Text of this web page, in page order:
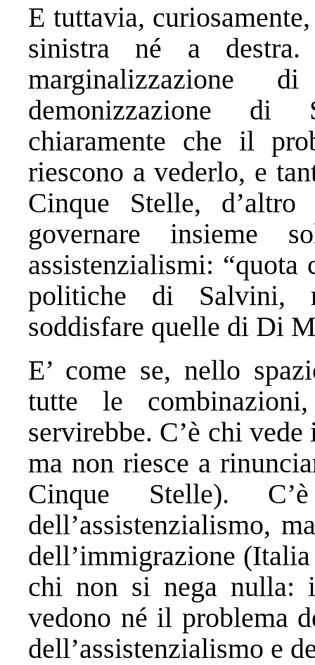
E tuttavia,
sinistra né a
demonizzazione di
chiaramente che il
riescono a vederlo, e
Cinque Stelle,
governare insieme
assistenzialismi: “quota
politiche di Salvini,
soddisfare quelle di Di
E’ come se, nello
tutte le
servirebbe. C’è chi
ma non riesce a
Cinque Stelle).
dell’assistenzialismo,
dell’immigrazione
chi non si nega nulla:
vedono né il problema
dell’assistenzialismo e